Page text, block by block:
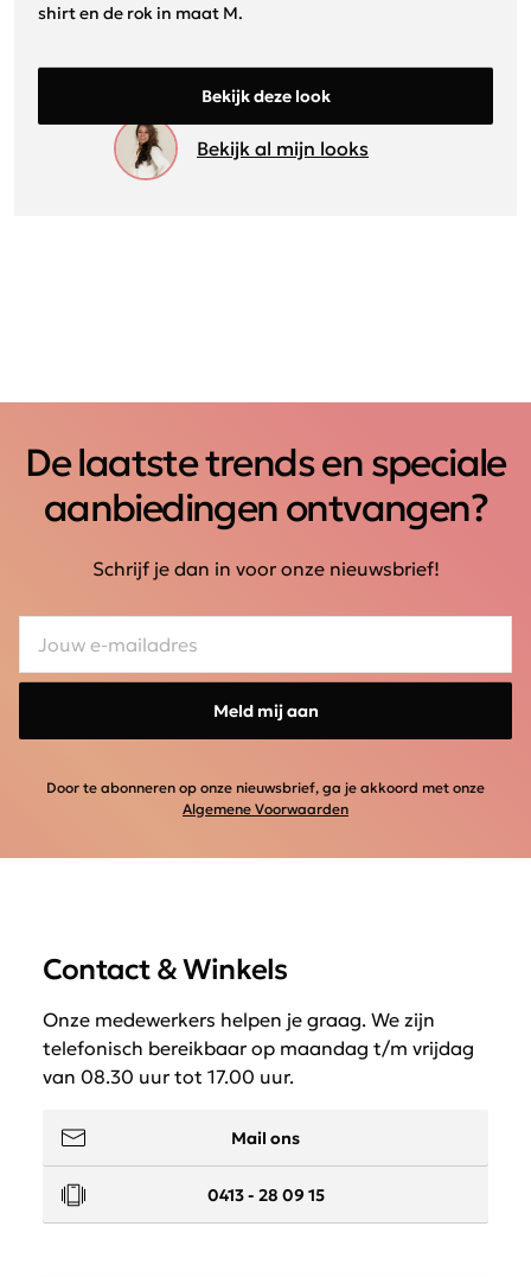
shirt en de rok in maat M.
Bekijk deze look
Bekijk al mijn looks
De laatste trends en speciale
aanbiedingen ontvangen?
Schrijf je dan in voor onze nieuwsbrief!
Meld mij aan
Door te abonneren op onze nieuwsbrief, ga je akkoord met onze
Algemene Voorwaarden
Contact & Winkels
Onze medewerkers helpen je graag. We zijn
telefonisch bereikbaar op maandag t/m vrijdag
van 08.30 uur tot 17.00 uur.
Mail ons
0413 - 28 09 15